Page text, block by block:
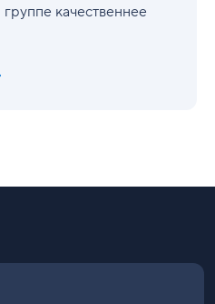
качественнее